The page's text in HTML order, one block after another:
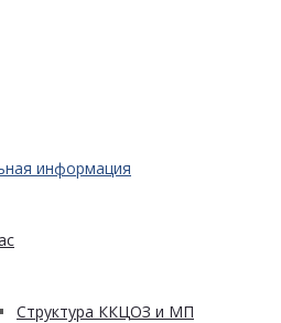
информация
Структура ККЦОЗ и МП